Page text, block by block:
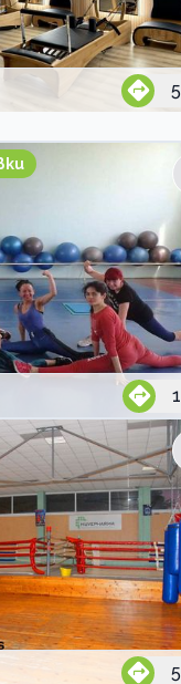
5
Спорт
1
5